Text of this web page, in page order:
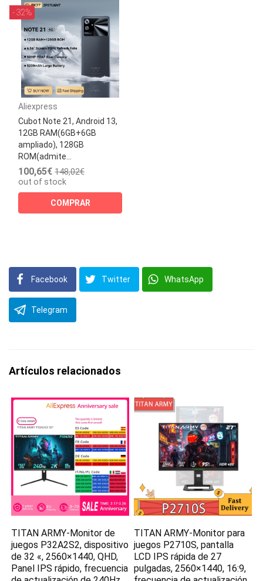
- 32%
Aliexpress
Cubot Note 21, Android 13,
12GB RAM(6GB+6GB
ampliado), 128GB
ROM(admite...
100,65€ 148,02€
out of stock
COMPRAR
Facebook Twitter WhatsApp
Telegram
Artículos relacionados
TITAN ARMY-Monitor de
juegos P32A2S2, dispositivo
de 32 «, 2560×1440, QHD,
Panel IPS rápido, frecuencia
TITAN ARMY-Monitor para
juegos P2710S, pantalla
LCD IPS rápida de 27
pulgadas, 2560×1440, 16:9,